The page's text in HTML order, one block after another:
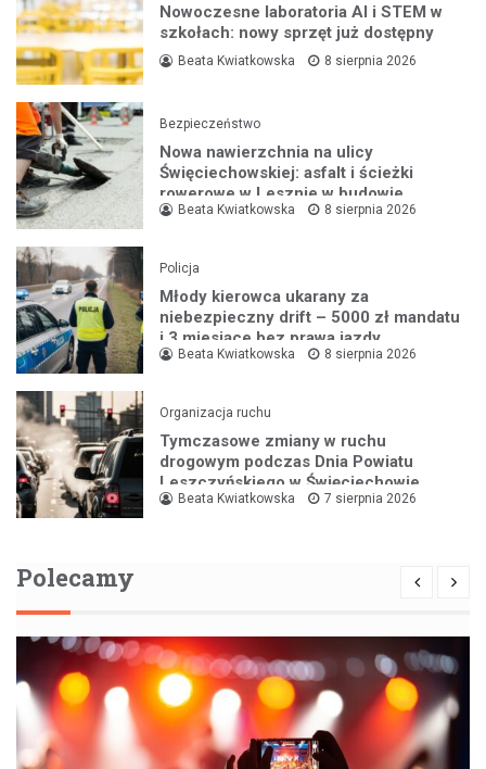
Nowoczesne laboratoria AI i STEM w
szkołach: nowy sprzęt już dostępny
Beata Kwiatkowska 8 sierpnia 2026
Bezpieczeństwo
Nowa nawierzchnia na ulicy
Święciechowskiej: asfalt i ścieżki
rowerowe w Lesznie w budowie
Beata Kwiatkowska 8 sierpnia 2026
Policja
Młody kierowca ukarany za
niebezpieczny drift – 5000 zł mandatu
i 3 miesiące bez prawa jazdy
Beata Kwiatkowska 8 sierpnia 2026
Organizacja ruchu
Tymczasowe zmiany w ruchu
drogowym podczas Dnia Powiatu
Leszczyńskiego w Święciechowie
Beata Kwiatkowska 7 sierpnia 2026
Polecamy